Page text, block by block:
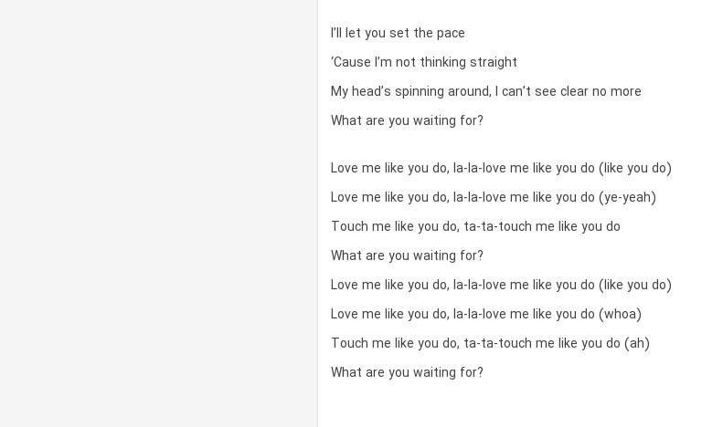
I’ll let you set the pace
‘Cause I’m not thinking straight
My head’s spinning around, I can’t see clear no more
What are you waiting for?
Love me like you do, la-la-love me like you do (like you do)
Love me like you do, la-la-love me like you do (ye-yeah)
Touch me like you do, ta-ta-touch me like you do
What are you waiting for?
Love me like you do, la-la-love me like you do (like you do)
Love me like you do, la-la-love me like you do (whoa)
Touch me like you do, ta-ta-touch me like you do (ah)
What are you waiting for?